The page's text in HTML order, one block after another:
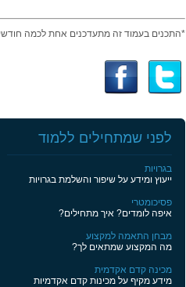
*התכנים בעמוד זה מתעדכנים אחת לכמה
לפני שמתחילים ללמוד
בגרויות
ייעוץ ומידע על שיפור והשלמת בגרויות
פסיכומטרי
איפה לומדים? איך מתחילים?
מבחן התאמה למקצוע
מה המקצוע שמתאים לך?
מכינה קדם אקדמית
מידע מקיף על מכינות קדם אקדמיות